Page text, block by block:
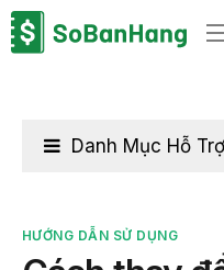
Sản phẩm
Bảng giá
Thông tin thuế
HƯỚNG DẪN SỬ DỤNG
Danh Mục Hỗ Trợ